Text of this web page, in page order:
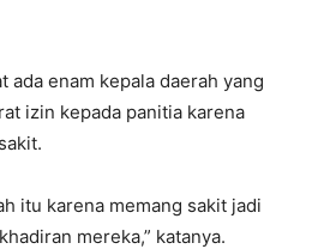
ada enam kepala daerah yang
izin kepada panitia karena
itu karena memang sakit jadi
mereka,” katanya.